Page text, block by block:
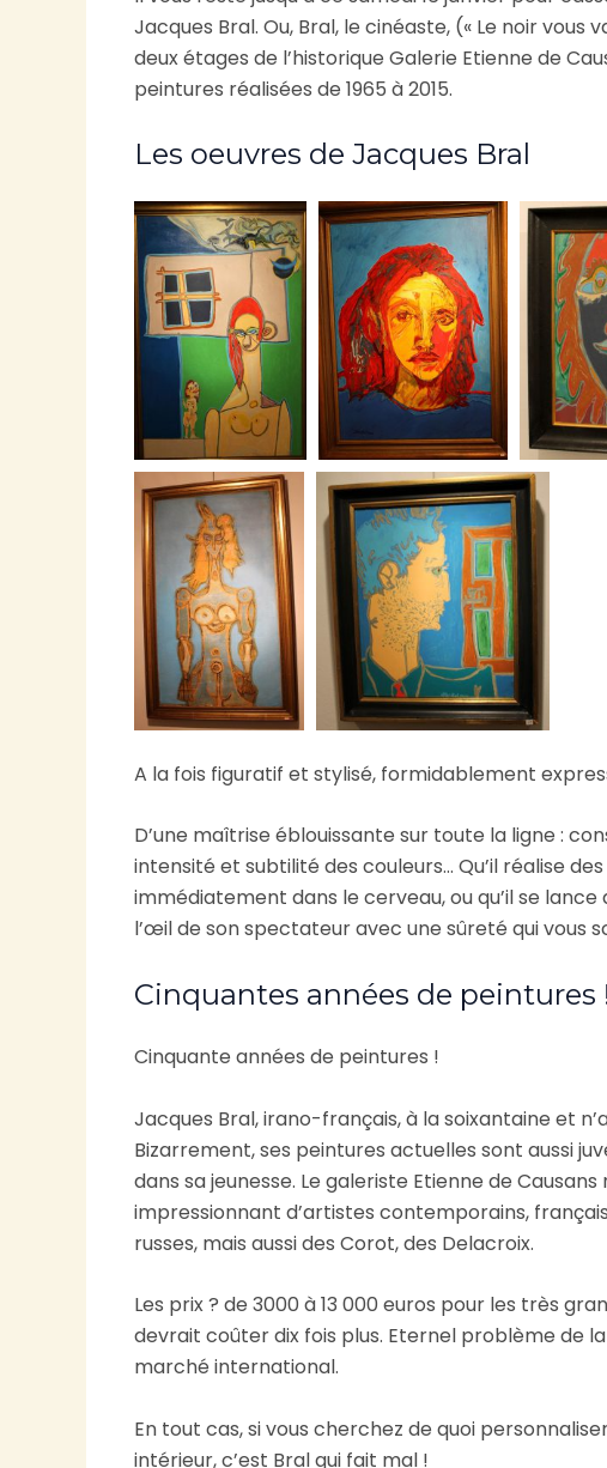
Jacques Bral. Ou, Bral, le cinéaste, (« Le noir vous
deux étages de l’historique Galerie Etienne de
peintures réalisées de 1965 à 2015.
Les oeuvres de Jacques Bral
A la fois figuratif et stylisé, formidablement
D’une maîtrise éblouissante sur toute la ligne :
intensité et subtilité des couleurs… Qu’il réalise
immédiatement dans le cerveau, ou qu’il se
l’œil de son spectateur avec une sûreté qui vous
Cinquantes années de peintures
Cinquante années de peintures !
Jacques Bral, irano-français, à la soixantaine et
Bizarrement, ses peintures actuelles sont aussi
dans sa jeunesse. Le galeriste Etienne de
impressionnant d’artistes contemporains,
russes, mais aussi des Corot, des Delacroix.
Les prix ? de 3000 à 13 000 euros pour les très
devrait coûter dix fois plus. Eternel problème de
marché international.
En tout cas, si vous cherchez de quoi
intérieur, c’est Bral qui fait mal !